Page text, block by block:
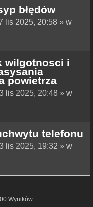
błędów
lis 2025, 20:58 » w
wilgotnosci i
powietrza
lis 2025, 20:48 » w
telefonu
lis 2025, 19:32 » w
Wyników